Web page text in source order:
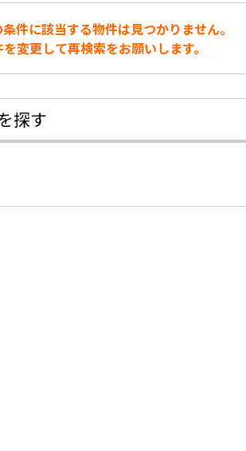
件に該当する物件は見つかりません。
変更して再検索をお願いします。
探す